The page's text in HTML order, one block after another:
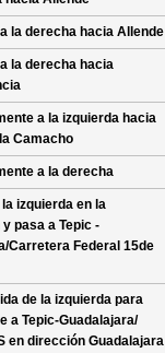
a la derecha hacia Allende
a la derecha hacia
a la izquierda hacia
Camacho
a la derecha
izquierda en la
pasa a Tepic -
Carretera Federal 15de
de la izquierda para
a Tepic-Guadalajara/
en dirección Guadalajara